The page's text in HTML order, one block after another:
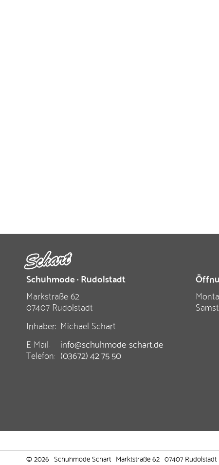
Schuhmode · Rudolstadt
Markstraße 62
07407 Rudolstadt
Inhaber: Michael Schart
E-Mail:
info@schuhmode-schart.de
Telefon: (03672) 42 75 50
© 2026 Schuhmode Schart Marktstraße 62 07407 Rudolstadt